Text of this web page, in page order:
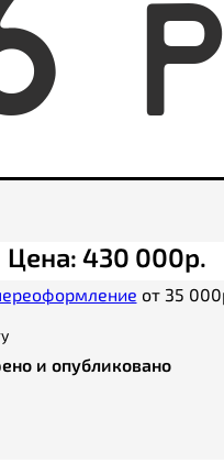
P
Цена: 430 000р.
от 35
и опубликовано